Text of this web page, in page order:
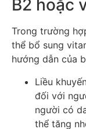
B2 hoặc
Trong trường
thể bổ sung
hướng dẫn của
Liều
đối với
người có
thể tăng